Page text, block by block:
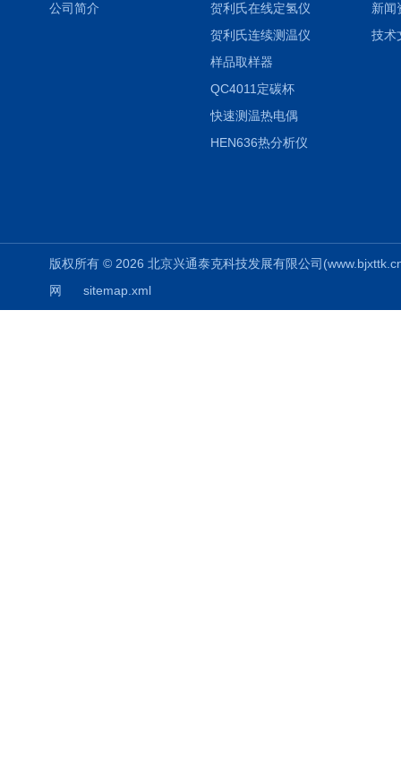
公司简介
贺利氏在线定氢仪
贺利氏连续测温仪
样品取样器
QC4011定碳杯
快速测温热电偶
HEN636热分析仪
新闻
技术
版权所有 © 2026 北京兴通泰克科技发展有限公司
网
sitemap.xml